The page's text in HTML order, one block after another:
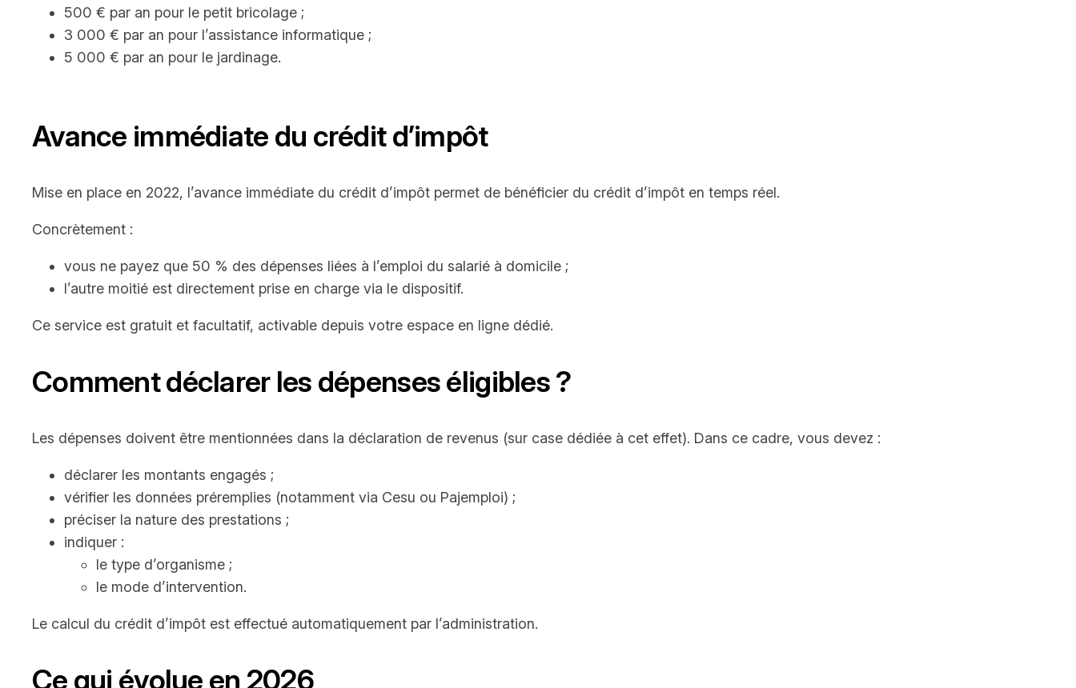
500 € par an pour le petit bricolage ;
3 000 € par an pour l’assistance informatique ;
5 000 € par an pour le jardinage.
Avance immédiate du crédit d’impôt
Mise en place en 2022, l’avance immédiate du crédit d’impôt permet de bénéficier du crédit d’impôt en temps réel.
Concrètement :
vous ne payez que 50 % des dépenses liées à l’emploi du salarié à domicile ;
l’autre moitié est directement prise en charge via le dispositif.
Ce service est gratuit et facultatif, activable depuis votre espace en ligne dédié.
Comment déclarer les dépenses éligibles ?
Les dépenses doivent être mentionnées dans la déclaration de revenus (sur case dédiée à cet effet). Dans ce cadre, vous devez :
déclarer les montants engagés ;
vérifier les données préremplies (notamment via Cesu ou Pajemploi) ;
préciser la nature des prestations ;
indiquer :
le type d’organisme ;
le mode d’intervention.
Le calcul du crédit d’impôt est effectué automatiquement par l’administration.
Ce qui évolue en 2026